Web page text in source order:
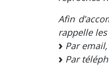
Afin
rappelle
Par
Par